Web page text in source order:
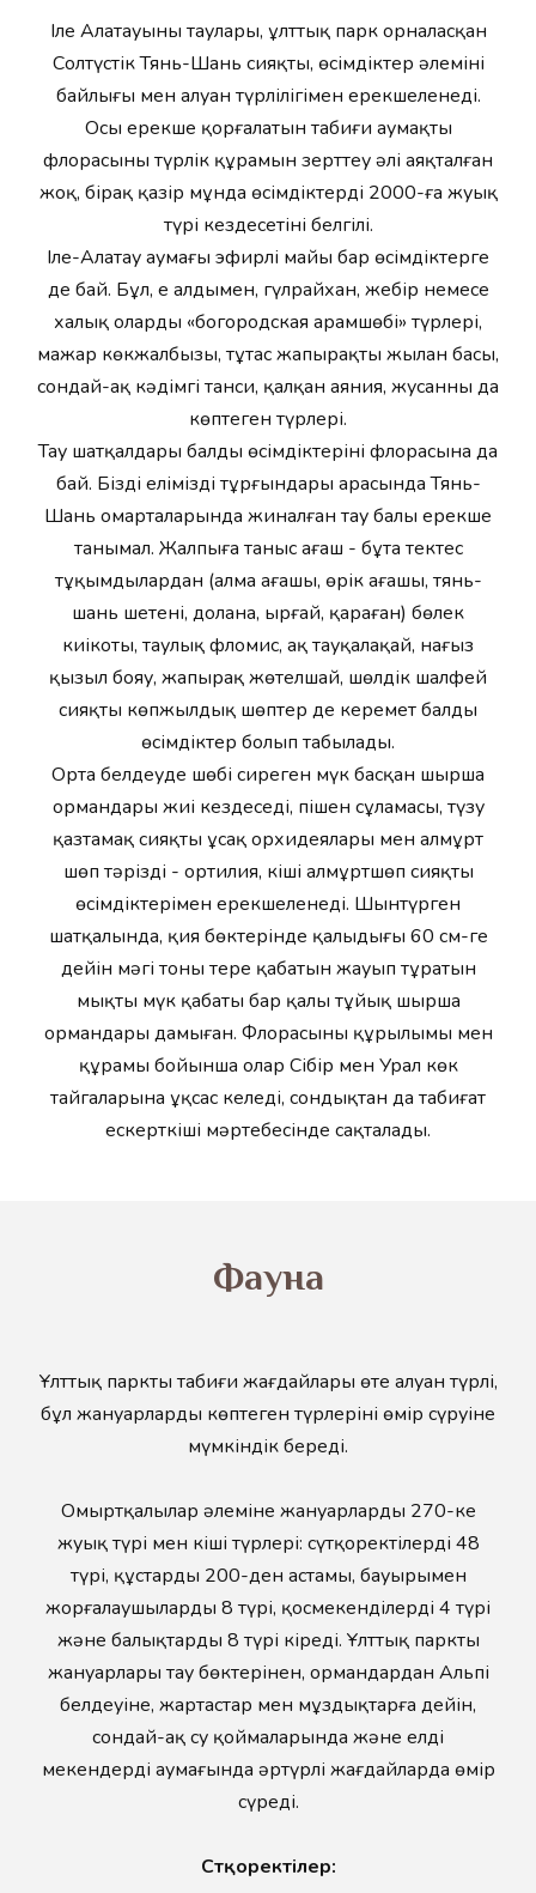
Іле Алатауының таулары, ұлттық парк орналасқан
Солтүстік Тянь-Шань сияқты, өсімдіктер әлемінің
байлығы мен алуан түрлілігімен ерекшеленеді.
Осы ерекше қорғалатын табиғи аумақтың
флорасының түрлік құрамын зерттеу әлі аяқталған
жоқ, бірақ қазір мұнда өсімдіктердің 2000-ға жуық
түрі кездесетіні белгілі.
Іле-Алатау аумағы эфирлі майы бар өсімдіктерге
де бай. Бұл, ең алдымен, гүлрайхан, жебір немесе
халық оларды «богородская арамшөбі» түрлері,
мажар көкжалбызы, тұтас жапырақты жылан басы,
сондай-ақ кәдімгі танси, қалқан аяния, жусанның да
көптеген түрлері.
Тау шатқалдары балды өсімдіктерінің флорасына да
бай. Біздің еліміздің тұрғындары арасында Тянь-
Шань омарталарында жиналған тау балы ерекше
танымал. Жалпыға таныс ағаш - бұта тектес
тұқымдылардан (алма ағашы, өрік ағашы, тянь-
шань шетені, долана, ырғай, қараған) бөлек
киікоты, таулық фломис, ақ тауқалақай, нағыз
қызыл бояу, жапырақ жөтелшай, шөлдік шалфей
сияқты көпжылдық шөптер де керемет балды
өсімдіктер болып табылады.
Орта белдеуде шөбі сиреген мүк басқан шырша
ормандары жиі кездеседі, пішен сұламасы, түзу
қазтамақ сияқты ұсақ орхидеялары мен алмұрт
шөп тәрізді - ортилия, кіші алмұртшөп сияқты
өсімдіктерімен ерекшеленеді. Шынтүрген
шатқалында, қия бөктерінде қалыңдығы 60 см-ге
дейін мәңгі тоңның терең қабатын жауып тұратын
мықты мүк қабаты бар қалың тұйық шырша
ормандары дамыған. Флорасының құрылымы мен
құрамы бойынша олар Сібір мен Урал көк
тайгаларына ұқсас келеді, сондықтан да табиғат
ескерткіші мәртебесінде сақталады.
Фауна
Ұлттық парктың табиғи жағдайлары өте алуан түрлі,
бұл жануарлардың көптеген түрлерінің өмір сүруіне
мүмкіндік береді.
Омыртқалылар әлеміне жануарлардың 270-ке
жуық түрі мен кіші түрлері: сүтқоректілердің 48
түрі, құстардың 200-ден астамы, бауырымен
жорғалаушылардың 8 түрі, қосмекенділердің 4 түрі
және балықтардың 8 түрі кіреді. Ұлттық парктың
жануарлары тау бөктерінен, ормандардан Альпі
белдеуіне, жартастар мен мұздықтарға дейін,
сондай-ақ су қоймаларында және елді
мекендердің аумағында әртүрлі жағдайларда өмір
сүреді.
Сүтқоректілер: